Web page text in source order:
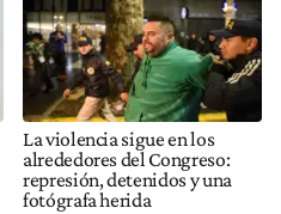
La violencia sigue en los
alrededores del Congreso:
represión, detenidos y una
fotógrafa herida